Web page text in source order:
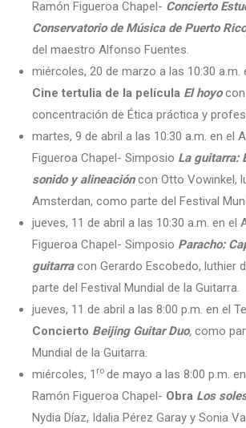
Ramón Figueroa Chapel- Concierto
Conservatorio de Música de Puerto
del maestro Alfonso Fuentes.
miércoles, 20 de marzo a las 10:30 a.m.
Cine tertulia de la película El hoyocon
concentración de Ética práctica y
martes, 9 de abril a las 10:30 a.m. en el
Figueroa Chapel- Simposio La guitarra:
sonido y alineacióncon Otto Vowinkel,
Amsterdan, como parte del Festival
jueves, 11 de abril a las 10:30 a.m. en el
Figueroa Chapel- Simposio Paracho:
guitarra con Gerardo Escobedo, luthier
parte del Festival Mundial de la Guitarra.
jueves, 11 de abril a las 8:00 p.m. en el
Concierto Beijing Guitar Duo, como
Mundial de la Guitarra.
miércoles, 1 ro de mayo a las 8:00 p.m.
Ramón Figueroa Chapel- Obra Los
Nydia Díaz, Idalia Pérez Garay y Sonia